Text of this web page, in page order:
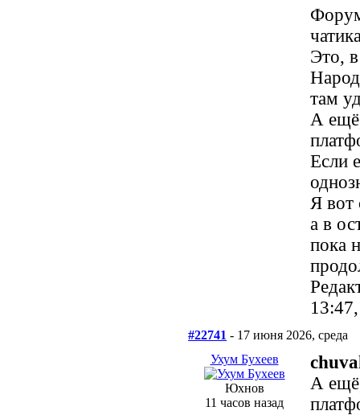
Это,
там
А
Если
Я вот
а в
пока
#22741 - 17 июня 2026, среда
Ухум Бухеев
Юхнов
11 часов назад
А